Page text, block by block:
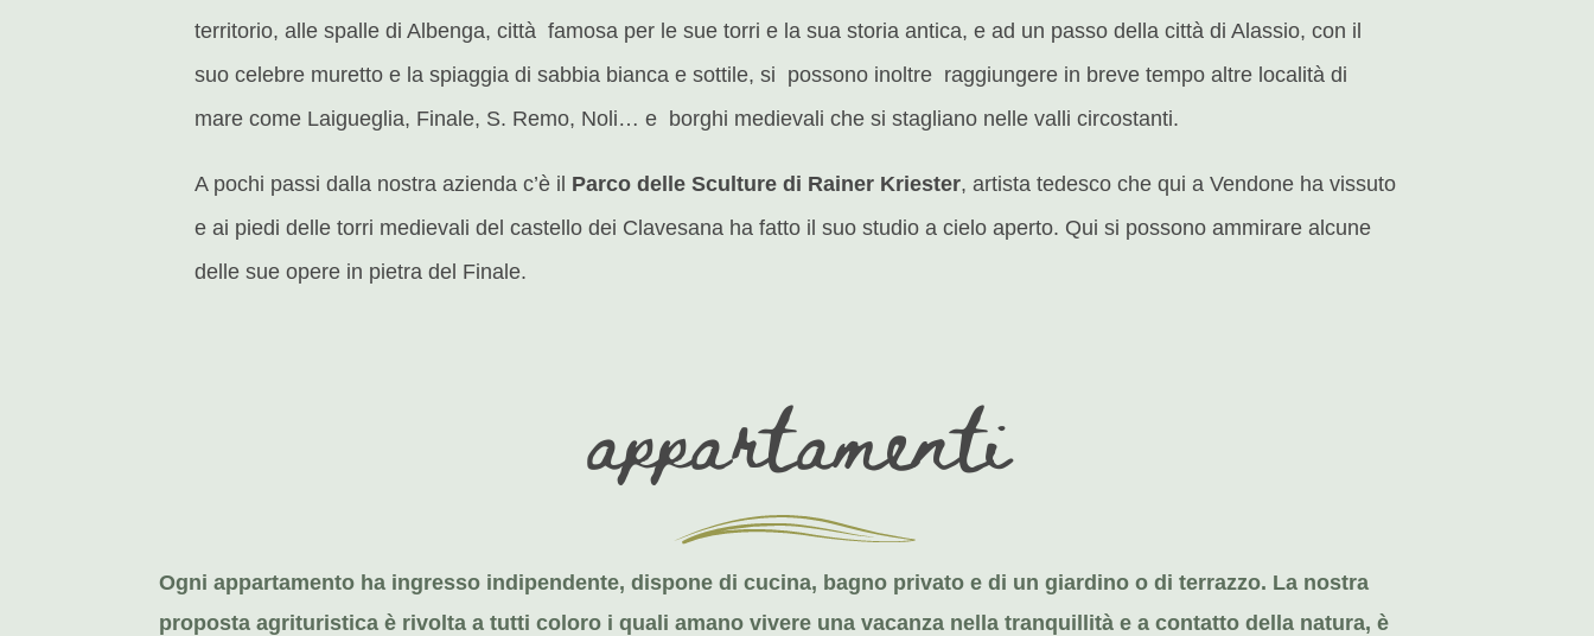
territorio, alle spalle di Albenga, città famosa per le sue torri e la sua storia antica, e ad un passo della città di Alassio, con il
suo celebre muretto e la spiaggia di sabbia bianca e sottile, si possono inoltre raggiungere in breve tempo altre località di
mare come Laigueglia, Finale, S. Remo, Noli… e borghi medievali che si stagliano nelle valli circostanti.
A pochi passi dalla nostra azienda c’è il Parco delle Sculture di Rainer Kriester, artista tedesco che qui a Vendone ha vissuto
e ai piedi delle torri medievali del castello dei Clavesana ha fatto il suo studio a cielo aperto. Qui si possono ammirare alcune
delle sue opere in pietra del Finale.
appartamenti
Ogni appartamento ha ingresso indipendente, dispone di cucina, bagno privato e di un giardino o di terrazzo. La nostra
proposta agrituristica è rivolta a tutti coloro i quali amano vivere una vacanza nella tranquillità e a contatto della natura, è